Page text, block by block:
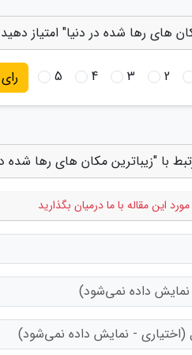
های رها شده در دنیا" امتیاز دهید
2
3
4
5 رای
با "زیباترین مکان های رها شده
این مقاله با ما درمیان بگذارید